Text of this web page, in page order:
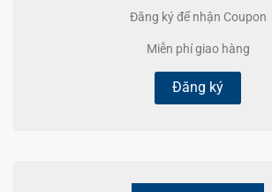
Đăng ký để nhận Coupon
Miễn phí giao hàng
Đăng ký